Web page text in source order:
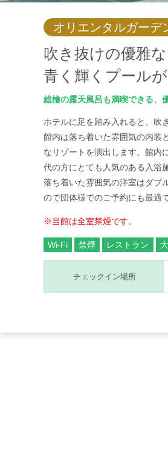
オリエンタルガーデ
吹き抜けの優雅
青く輝くプール
総檜の露天風呂も満喫できる、
ホテルに足を踏み入れると、吹
館内は落ち着いた雰囲気の内装
なリゾートを演出します。館内
代の方にとても人気のある入浴
落ち着いた雰囲気の洋室はダブ
ので団体様でのご予約にも最適で
※当館は全室禁煙です。
Wi-Fi 禁煙 レストラン
チェックイン場所